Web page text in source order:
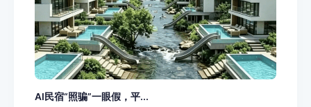
AI民宿“照骗”一眼假，平...